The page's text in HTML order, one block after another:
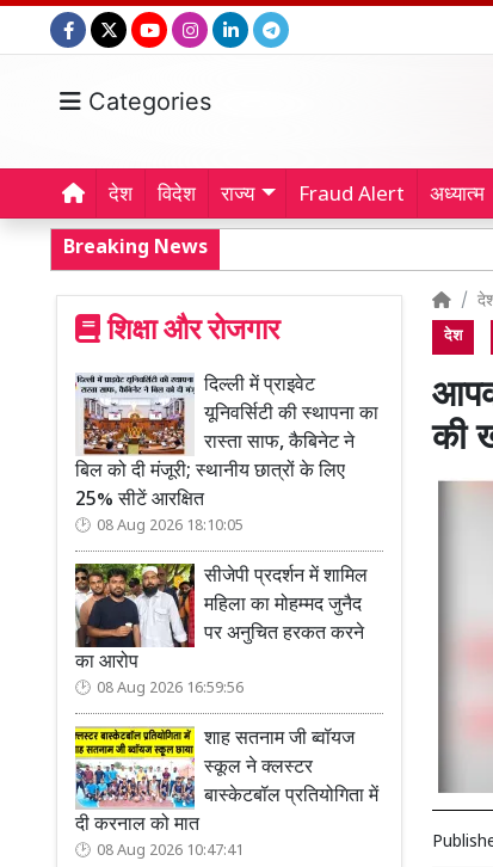
Categories
देश विदेश राज्य Fraud Alert अध्यात्म
Breaking News
शिक्षा और रोजगार
दिल्ली में प्राइवेट
यूनिवर्सिटी की स्थापना का
रास्ता साफ, कैबिनेट ने
बिल को दी मंजूरी; स्थानीय छात्रों के लिए
25% सीटें आरक्षित
08 Aug 2026 18:10:05
सीजेपी प्रदर्शन में शामिल
महिला का मोहम्मद जुनैद
पर अनुचित हरकत करने
का आरोप
08 Aug 2026 16:59:56
शाह सतनाम जी ब्वॉयज
स्कूल ने क्लस्टर
बास्केटबॉल प्रतियोगिता में
दी करनाल को मात
08 Aug 2026 10:47:41
देश
की